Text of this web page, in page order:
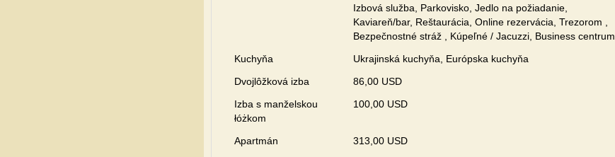
Izbová služba, Parkovisko, Jedlo na požiadanie,
Kaviareň/bar, Reštaurácia, Online rezervácia, Trezorom ,
Bezpečnostné stráž , Kúpeľné / Jacuzzi, Business centrum
Kuchyňa
Ukrajinská kuchyňa, Európska kuchyňa
Dvojlôžková izba
86,00 USD
Izba s manželskou
łóżkom
100,00 USD
Apartmán
313,00 USD